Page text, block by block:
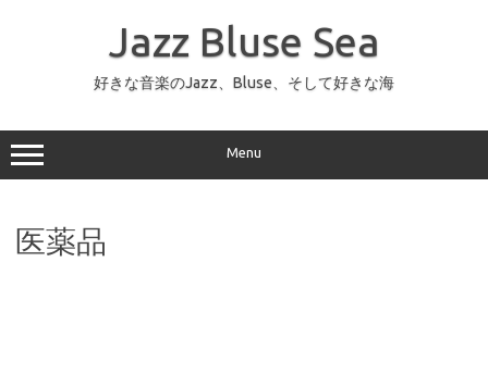
ッ
プ
Jazz Bluse Sea
好きな音楽のJazz、Bluse、そして好きな海
Menu
医薬品